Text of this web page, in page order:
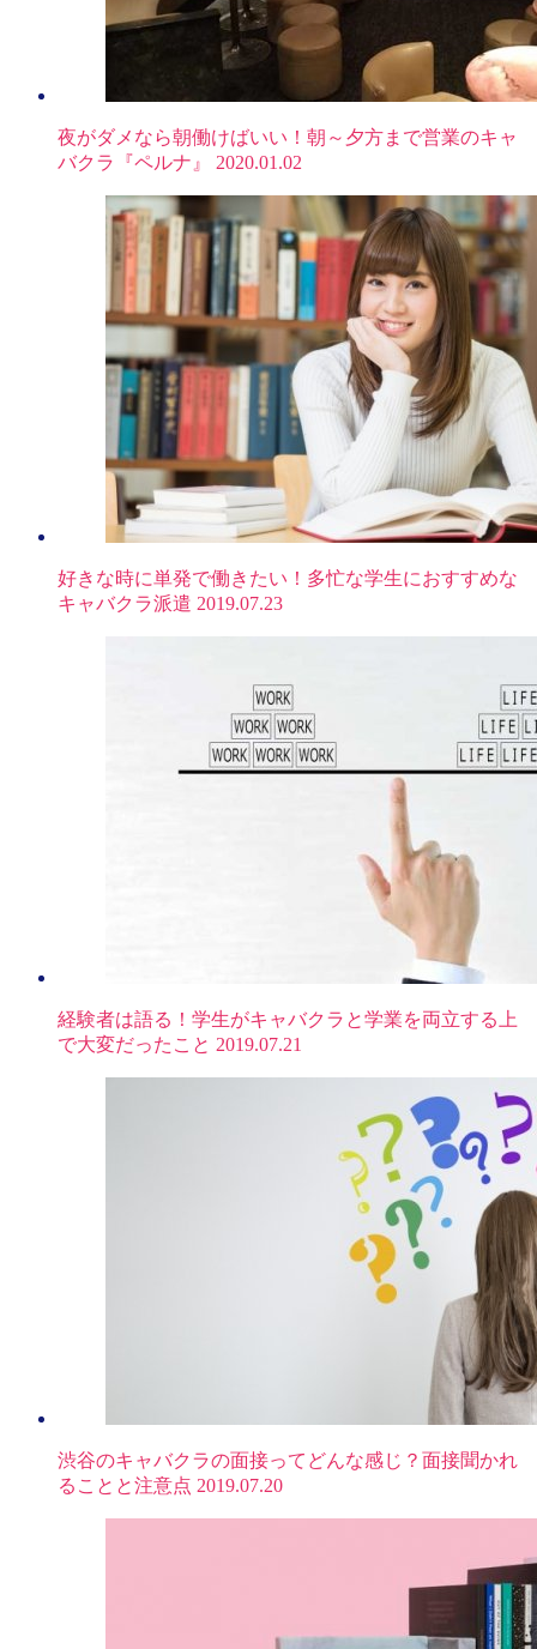
夜がダメなら朝働けばいい！朝～夕方まで営業のキャ
バクラ『ペルナ』 2020.01.02
好きな時に単発で働きたい！多忙な学生におすすめな
キャバクラ派遣 2019.07.23
経験者は語る！学生がキャバクラと学業を両立する上
で大変だったこと 2019.07.21
渋谷のキャバクラの面接ってどんな感じ？面接聞かれ
ることと注意点 2019.07.20